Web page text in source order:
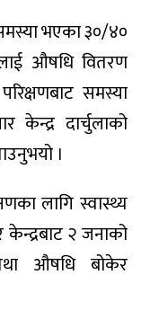
भएका ३०/४०
औषधि वितरण
समस्या
केन्द्र दार्चुलाको
।
लागि स्वास्थ्य
२ जनाको
औषधि बोकेर